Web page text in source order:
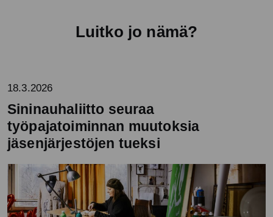
Luitko jo nämä?
18.3.2026
Sininauhaliitto seuraa
työpajatoiminnan muutoksia
jäsenjärjestöjen tueksi